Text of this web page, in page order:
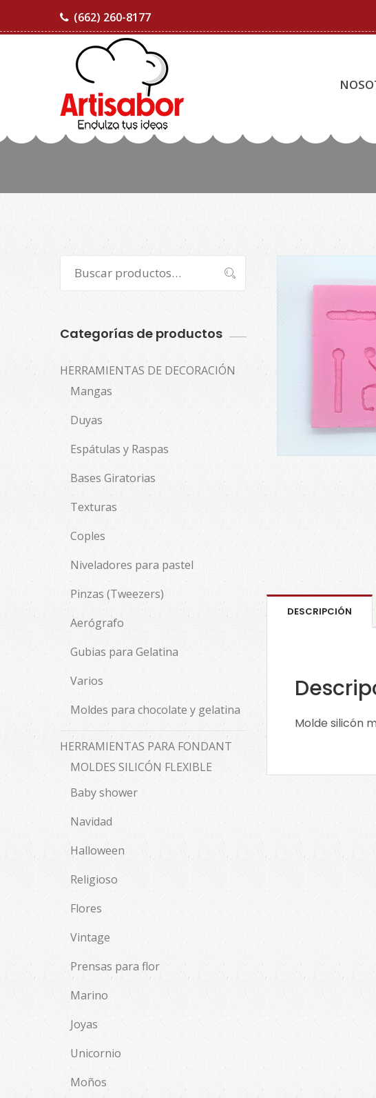
(662) 260-8177
DESCRIPCIÓN
Molde silicón
por:
Buscar
Categorías de productos
HERRAMIENTAS DE DECORACIÓN
Mangas
Duyas
Espátulas y Raspas
Bases Giratorias
Texturas
Coples
Niveladores para pastel
Pinzas (Tweezers)
Aerógrafo
Gubias para Gelatina
Varios
Moldes para chocolate y gelatina
HERRAMIENTAS PARA FONDANT
MOLDES SILICÓN FLEXIBLE
Baby shower
Navidad
Halloween
Religioso
Flores
Vintage
Prensas para flor
Marino
Joyas
Unicornio
Moños